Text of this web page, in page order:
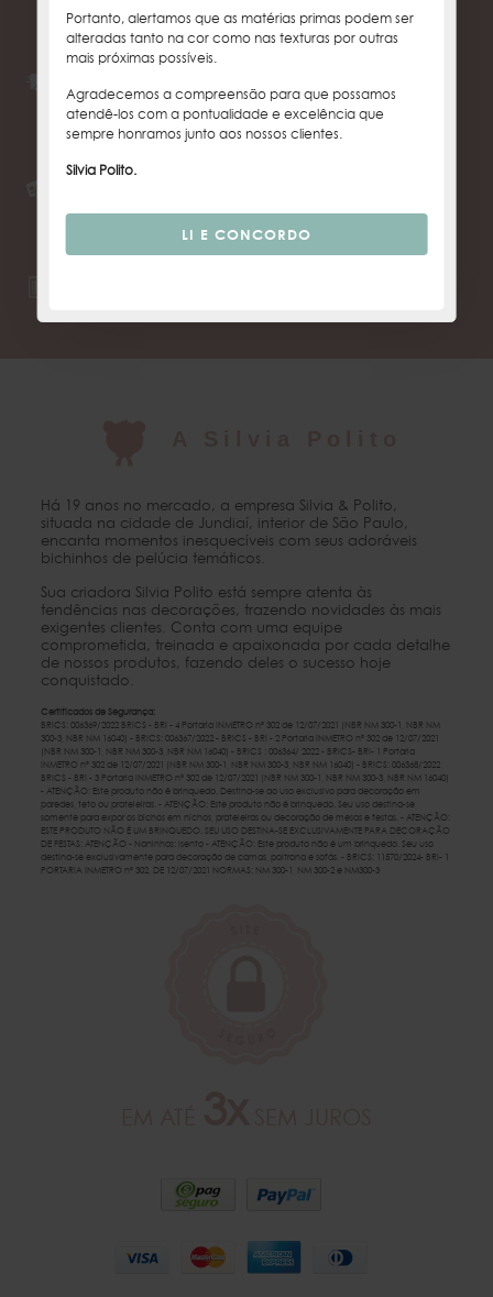
Portanto, alertamos que as matérias primas podem ser
alteradas tanto na cor como nas texturas por outras
mais próximas possíveis.
Agradecemos a compreensão para que possamos
atendê-los com a pontualidade e excelência que
sempre honramos junto aos nossos clientes.
Silvia Polito.
ENTREGA WORLDWIDE
100% DO TERRITÓRIO NACIONAL E TODOS OS
CONTINENTES
3x SEM JUROS
Há 19 anos no mercado, a empresa Silvia & Polito,
situada na cidade de Jundiaí, interior de São Paulo,
encanta momentos inesquecíveis com seus adoráveis
bichinhos de pelúcia temáticos.
Sua criadora Silvia Polito está sempre atenta às
tendências nas decorações, trazendo novidades às mais
exigentes clientes. Conta com uma equipe
comprometida, treinada e apaixonada por cada detalhe
de nossos produtos, fazendo deles o sucesso hoje
conquistado.
Certificados de Segurança:
BRICS: 006369/2022 BRICS - BRI - 4 Portaria INMETRO nº 302 de 12/07/2021 (NBR NM 300-1, NBR NM
300-3, NBR NM 16040) - BRICS: 006367/2022 - BRICS - BRI - 2 Portaria INMETRO nº 302 de 12/07/2021
(NBR NM 300-1, NBR NM 300-3, NBR NM 16040) - BRICS : 006364/ 2022 - BRICS- BRI- 1 Portaria
INMETRO nº 302 de 12/07/2021 (NBR NM 300-1, NBR NM 300-3, NBR NM 16040) - BRICS: 006368/2022
BRICS - BRI - 3 Portaria INMETRO nº 302 de 12/07/2021 (NBR NM 300-1, NBR NM 300-3, NBR NM 16040)
- ATENÇÃO: Este produto não é brinquedo. Destina-se ao uso exclusivo para decoração em
paredes, teto ou prateleiras. - ATENÇÃO: Este produto não é brinquedo. Seu uso destina-se
somente para expor os bichos em nichos, prateleiras ou decoração de mesas e festas. - ATENÇÃO:
ESTE PRODUTO NÃO É UM BRINQUEDO. SEU USO DESTINA-SE EXCLUSIVAMENTE PARA DECORAÇÃO
DE FESTAS: ATENÇÃO - Naninhas: Isento - ATENÇÃO: Este produto não é um brinquedo. Seu uso
destina-se exclusivamente para decoração de camas, poltrona e sofás. - BRICS: 11570/2024- BRI- 1
PORTARIA INMETRO nº 302, DE 12/07/2021 NORMAS: NM 300-1, NM 300-2 e NM300-3